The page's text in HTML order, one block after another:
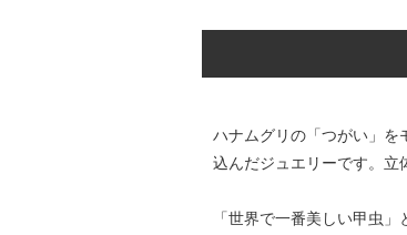
ハナムグリの「つがい」を
込んだジュエリーです。立
「世界で一番美しい甲虫